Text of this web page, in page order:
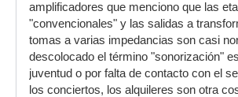
amplificadores que menciono que las
"convencionales" y las salidas a
tomas a varias impedancias son casi
descolocado el término "sonorización"
juventud o por falta de contacto con el
los conciertos, los alquileres son otra